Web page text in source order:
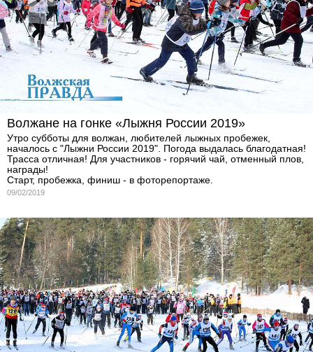
Волжане на гонке «Лыжня России 2019»
Утро субботы для волжан, любителей лыжных пробежек,
началось с "Лыжни России 2019". Погода выдалась благодатная!
Трасса отличная! Для участников - горячий чай, отменный плов,
награды!
Старт, пробежка, финиш - в фоторепортаже.
09/02/2019